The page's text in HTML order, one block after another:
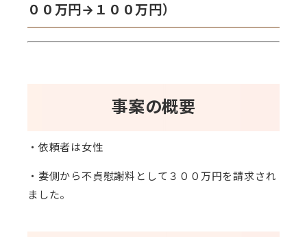
００万円→１００万円）
事案の概要
・依頼者は女性
・妻側から不貞慰謝料として３００万円を請求され
ました。